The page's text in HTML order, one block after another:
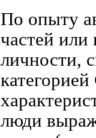
По опыту
частей или
личности,
люди